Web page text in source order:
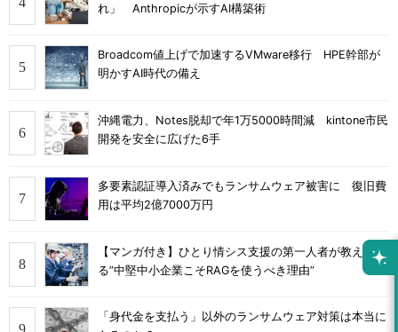
れ」 Anthropicが示すAI構築術
Broadcom値上げで加速するVMware移行 HPE幹部が
明かすAI時代の備え
沖縄電力、Notes脱却で年1万5000時間減 kintone市民
開発を安全に広げた6手
多要素認証導入済みでもランサムウェア被害に 復旧費
用は平均2億7000万円
【マンガ付き】ひとり情シス支援の第一人者が教え
る”中堅中小企業こそRAGを使うべき理由”
「身代金を支払う」以外のランサムウェア対策は本当に